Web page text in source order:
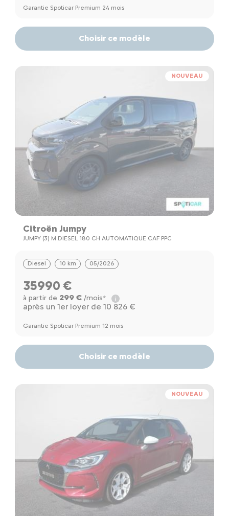
Garantie Spoticar Premium 24 mois
Choisir ce modèle
NOUVEAU
Citroën Jumpy
JUMPY (3) M DIESEL 180 CH AUTOMATIQUE CAF PPC
Diesel 10 km 05/2026
35990 €
à partir de 299 €/mois*
après un 1er loyer de 10 826 €
Garantie Spoticar Premium 12 mois
Choisir ce modèle
NOUVEAU